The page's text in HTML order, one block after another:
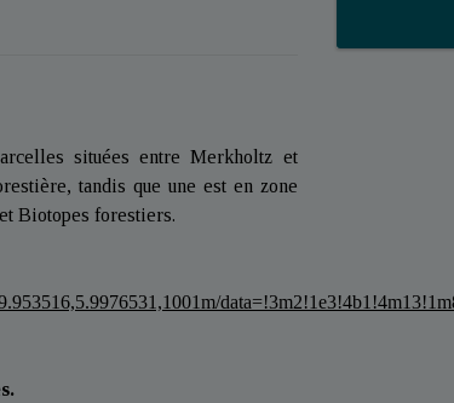
situées entre Merkholtz et
tandis que une est en zone
Biotopes forestiers.